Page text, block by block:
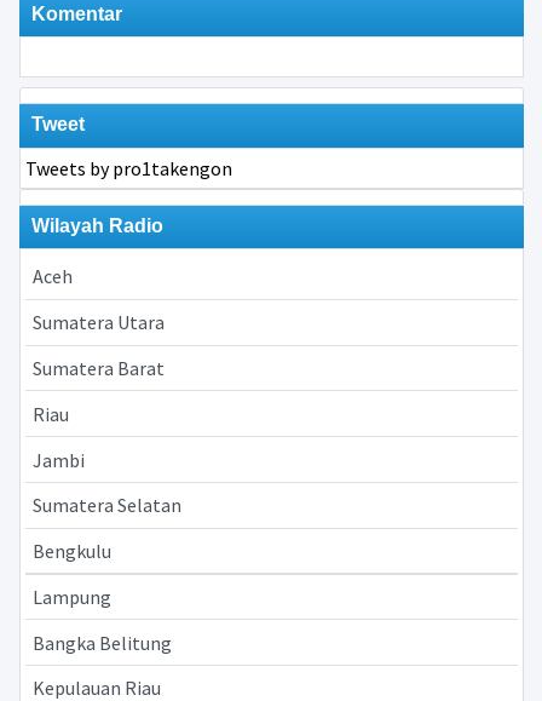
Komentar
Tweet
Tweets by pro1takengon
Wilayah Radio
Aceh
Sumatera Utara
Sumatera Barat
Riau
Jambi
Sumatera Selatan
Bengkulu
Lampung
Bangka Belitung
Kepulauan Riau